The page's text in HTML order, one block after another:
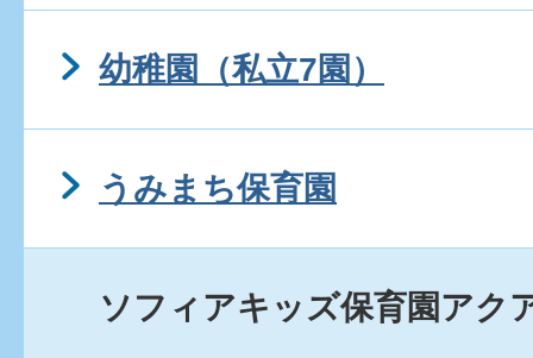
幼稚園（私立7園）
うみまち保育園
ソフィアキッズ保育園アク